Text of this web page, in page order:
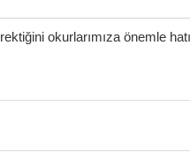
okurlarımıza önemle